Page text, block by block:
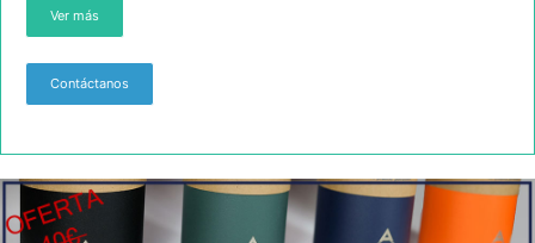
Ver más
Contáctanos